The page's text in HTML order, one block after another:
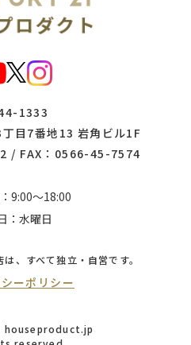
1333
目7番地13 岩角ビル1F
/ FAX：0566-45-7574
9:00～18:00
：水曜日
、 すべて独立・自営です。
ーポリシー